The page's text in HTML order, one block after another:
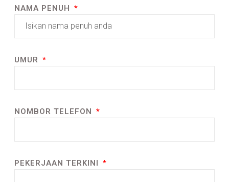
NAMA PENUH
UMUR
NOMBOR TELEFON
PEKERJAAN TERKINI